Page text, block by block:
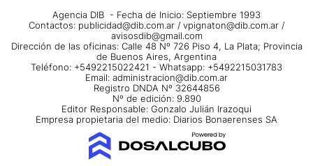
Agencia DIB - Fecha de Inicio: Septiembre 1993
Contactos: publicidad@dib.com.ar / vpignaton@dib.com.ar /
avisosdib@gmail.com
Dirección de las oficinas: Calle 48 Nº 726 Piso 4, La Plata; Provincia
de Buenos Aires, Argentina
Teléfono: +5492215022421 - Whatsapp: +5492215031783
Email: administracion@dib.com.ar
Registro DNDA Nº 32644856
Nº de edición: 9.890
Editor Responsable: Gonzalo Julián Irazoqui
Empresa propietaria del medio: Diarios Bonaerenses SA